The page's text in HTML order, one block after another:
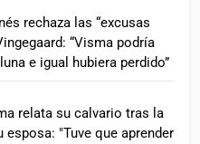
rechaza las “excusas
“Visma podría
e igual hubiera perdido”
relata su calvario tras la
esposa: "Tuve que aprender